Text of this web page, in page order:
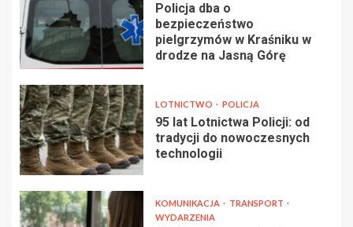
Policja dba o
bezpieczeństwo
pielgrzymów w Kraśniku w
drodze na Jasną Górę
LOTNICTWO POLICJA
95 lat Lotnictwa Policji: od
tradycji do nowoczesnych
technologii
KOMUNIKACJA
TRANSPORT
WYDARZENIA